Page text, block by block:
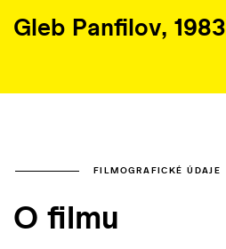
Gleb Panfilov, 1983
FILMOGRAFICKÉ ÚDAJE
O filmu